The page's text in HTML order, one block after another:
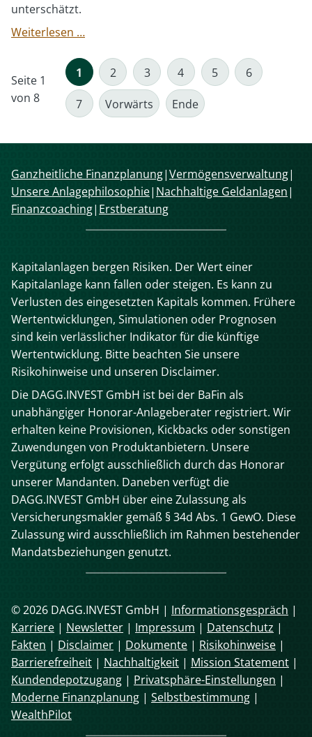
unterschätzt.
Weiterlesen …Wie
Sie
leben
und
das
eigentlich?
Seite 1
von 8
1 2 3 4 5 6
7 Vorwärts Ende
Navigation
überspringen
Ganzheitliche Finanzplanung Vermögensverwaltung
Unsere Anlagephilosophie Nachhaltige Geldanlagen
Finanzcoaching Erstberatung
Kapitalanlagen bergen Risiken. Der Wert einer
Kapitalanlage kann fallen oder steigen. Es kann zu
Verlusten des eingesetzten Kapitals kommen. Frühere
Wertentwicklungen, Simulationen oder Prognosen
sind kein verlässlicher Indikator für die künftige
Wertentwicklung. Bitte beachten Sie unsere
Risikohinweise und unseren Disclaimer.
Die DAGG.INVEST GmbH ist bei der BaFin als
unabhängiger Honorar-Anlageberater registriert. Wir
erhalten keine Provisionen, Kickbacks oder sonstigen
Zuwendungen von Produktanbietern. Unsere
Vergütung erfolgt ausschließlich durch das Honorar
unserer Mandanten. Daneben verfügt die
DAGG.INVEST GmbH über eine Zulassung als
Versicherungsmakler gemäß § 34d Abs. 1 GewO. Diese
Zulassung wird ausschließlich im Rahmen bestehender
Mandatsbeziehungen genutzt.
© 2026 DAGG.INVEST GmbH | Informationsgespräch |
Karriere | Newsletter | Impressum | Datenschutz |
Fakten | Disclaimer | Dokumente | Risikohinweise |
Barrierefreiheit | Nachhaltigkeit | Mission Statement |
Kundendepotzugang | Privatsphäre-Einstellungen |
Moderne Finanzplanung | Selbstbestimmung |
WealthPilot